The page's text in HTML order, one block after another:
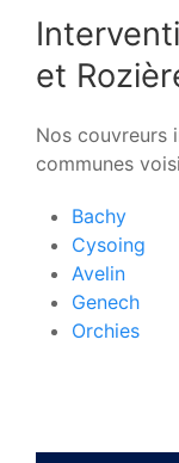
et
Nos couvreurs
communes
Bachy
Cysoing
Avelin
Genech
Orchies